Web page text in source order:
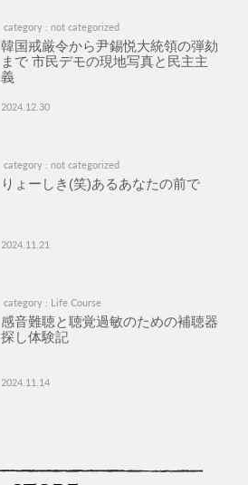
category : not categorized
韓国戒厳令から尹錫悦大統領の弾劾
まで 市民デモの現地写真と民主主
義
2024.12.30
category : not categorized
りょーしき(笑)あるあなたの前で
2024.11.21
category : Life Course
感音難聴と聴覚過敏のための補聴器
探し体験記
2024.11.14